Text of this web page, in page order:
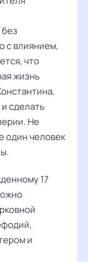
с влиянием,
что
жизнь
сделать
Не
один человек
17
и